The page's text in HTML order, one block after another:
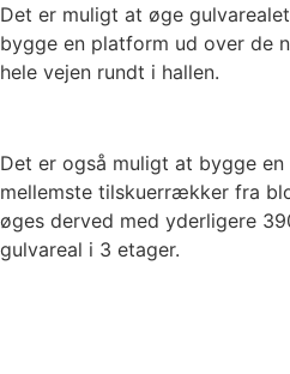
Det er muligt at øge
bygge en platform ud over de
hele vejen rundt i hallen.
Det er også muligt at bygge
mellemste tilskuerrækker fra
øges derved med yderligere
gulvareal i 3 etager.